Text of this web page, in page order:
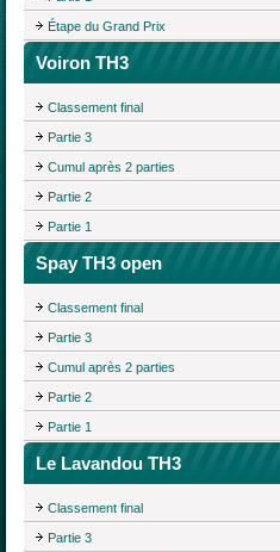
Étape du Grand Prix
Voiron TH3
Classement final
Partie 3
Cumul après 2 parties
Partie 2
Partie 1
Spay TH3 open
Classement final
Partie 3
Cumul après 2 parties
Partie 2
Partie 1
Le Lavandou TH3
Classement final
Partie 3